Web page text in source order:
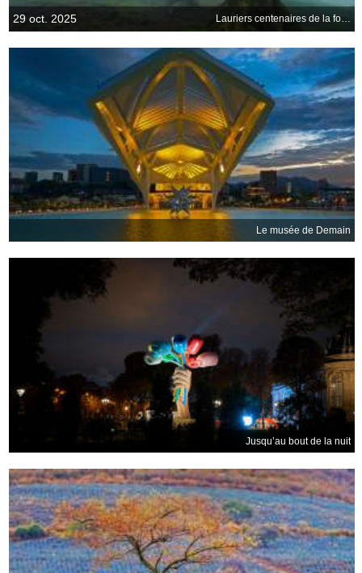
29 oct. 2025 Lauriers centenaires de la forêt de Fanal, île de Madère, Portugal
Le musée de Demain
Jusqu’au bout de la nuit